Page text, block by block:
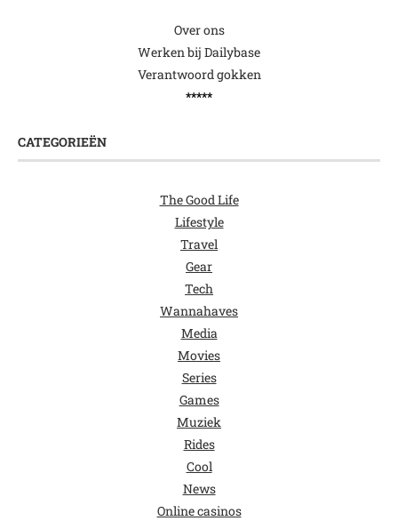
Over ons
Werken bij Dailybase
Verantwoord gokken
*****
CATEGORIEËN
The Good Life
Lifestyle
Travel
Gear
Tech
Wannahaves
Media
Movies
Series
Games
Muziek
Rides
Cool
News
Online casinos